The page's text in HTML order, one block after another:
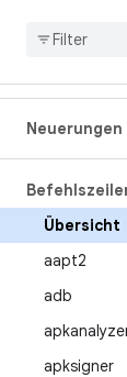
Neuerungen
Übersicht
aapt2
adb
apksigner